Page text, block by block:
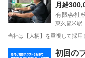
度MAX
月給
有限会社
東久留米駅
当社は【人柄】を重視して採
東久留米市 東久
初回の